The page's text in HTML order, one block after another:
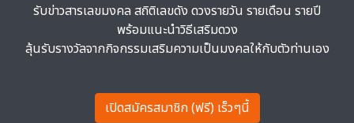
รับข่าวสารเลขมงคล สถิติเลขดัง ดวงรายวัน รายเดือน รายปี
พร้อมแนะนำวิธีเสริมดวง
ลุ้นรับรางวัลจากกิจกรรมเสริมความเป็นมงคลให้กับตัวท่านเอง
เปิดสมัครสมาชิก (ฟรี) เร็วๆนี้